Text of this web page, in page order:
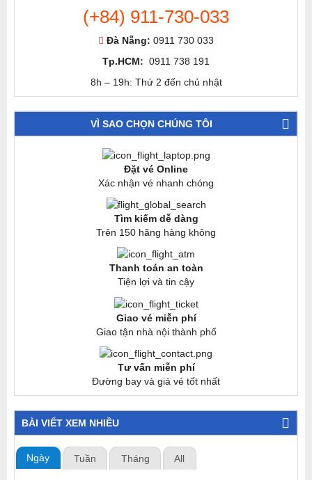
(+84) 911-730-033
Đà Nẵng: 0911 730 033
Tp.HCM: 0911 738 191
8h – 19h: Thứ 2 đến chủ nhật
VÌ SAO CHỌN CHÚNG TÔI
Đặt vé Online
Xác nhận vé nhanh chóng
Tìm kiếm dễ dàng
Trên 150 hãng hàng không
Thanh toán an toàn
Tiện lợi và tin cậy
Giao vé miễn phí
Giao tận nhà nội thành phố
Tư vấn miễn phí
Đường bay và giá vé tốt nhất
BÀI VIẾT XEM NHIỀU
Ngày Tuần Tháng All